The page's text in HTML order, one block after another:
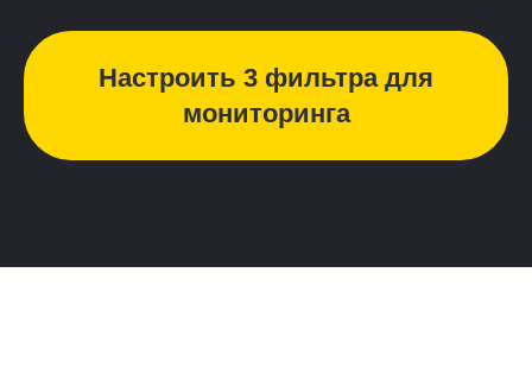
Настроить 3 фильтра для
мониторинга